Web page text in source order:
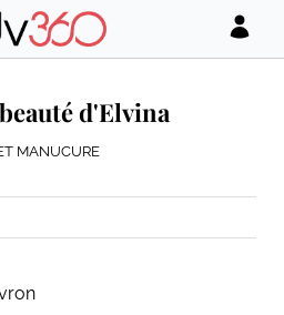
d'Elvina
MANUCURE